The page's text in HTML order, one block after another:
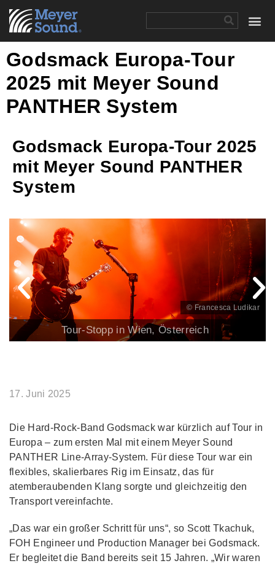
Godsmack Europa-Tour
2025 mit Meyer Sound
PANTHER System
Godsmack Europa-Tour 2025
mit Meyer Sound PANTHER
System
Tour-Stopp in Wien, Österreich
© Francesca Ludikar
17. Juni 2025
Die Hard-Rock-Band Godsmack war kürzlich auf Tour in
Europa – zum ersten Mal mit einem Meyer Sound
PANTHER Line-Array-System. Für diese Tour war ein
flexibles, skalierbares Rig im Einsatz, das für
atemberaubenden Klang sorgte und gleichzeitig den
Transport vereinfachte.
„Das war ein großer Schritt für uns“, so Scott Tkachuk,
FOH Engineer und Production Manager bei Godsmack.
Er begleitet die Band bereits seit 15 Jahren. „Wir waren